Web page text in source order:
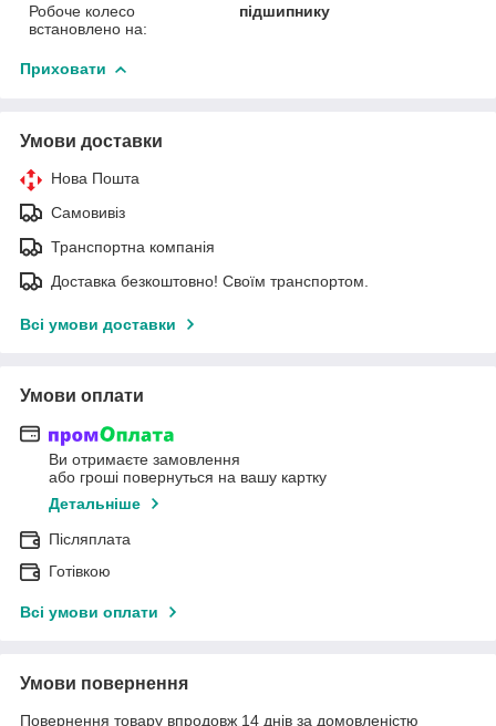
Робоче колесо
встановлено на:
підшипнику
Приховати
Умови доставки
Нова Пошта
Самовивіз
Транспортна компанія
Доставка безкоштовно! Своїм транспортом.
Всі умови доставки
Умови оплати
Ви отримаєте замовлення
або гроші повернуться на вашу картку
Детальніше
Післяплата
Готівкою
Всі умови оплати
Умови повернення
Повернення товару впродовж 14 днів за домовленістю